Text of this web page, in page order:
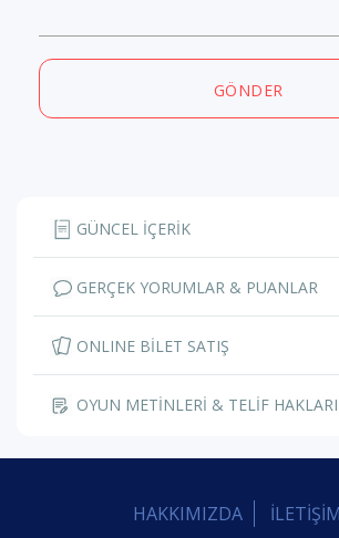
GÖNDER
GÜNCEL İÇERİK
GERÇEK YORUMLAR & PUANLAR
ONLINE BİLET SATIŞ
OYUN METİNLERİ & TELİF HAKLARI
HAKKIMIZDA İLETİŞİM